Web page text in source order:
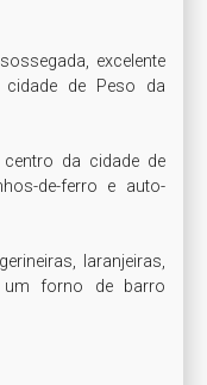
excelente
de Peso da
da cidade de
de-ferro e auto-
laranjeiras,
um forno de barro